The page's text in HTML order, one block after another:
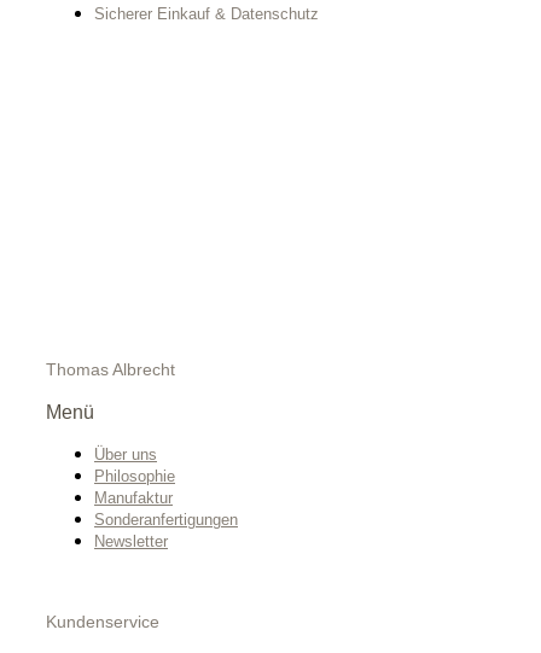
Sicherer Einkauf & Datenschutz
Thomas Albrecht
Menü
Über uns
Philosophie
Manufaktur
Sonderanfertigungen
Newsletter
Kundenservice